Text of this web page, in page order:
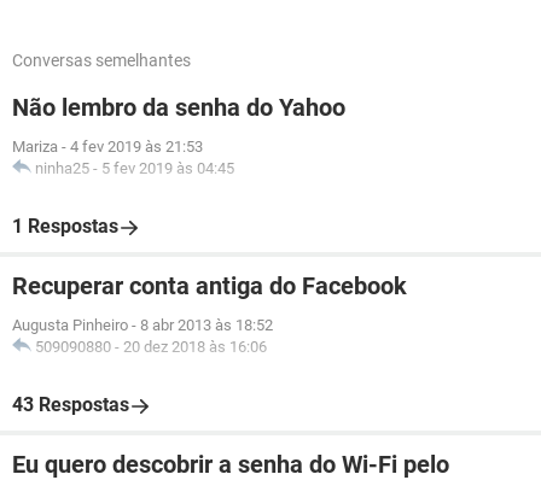
Conversas semelhantes
Não lembro da senha do Yahoo
Mariza - 4 fev 2019 às 21:53
ninha25 - 5 fev 2019 às 04:45
1 Respostas
Recuperar conta antiga do Facebook
Augusta Pinheiro - 8 abr 2013 às 18:52
509090880 - 20 dez 2018 às 16:06
43 Respostas
Eu quero descobrir a senha do Wi-Fi pelo